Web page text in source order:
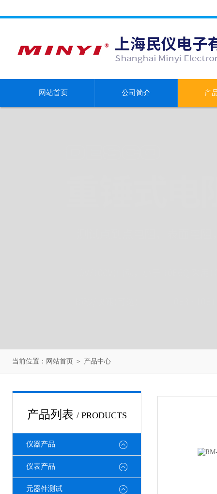
网站首页 公司简介 产
当前位置： 网站首页 ＞ 产品中心
产品列表 / PRODUCTS
仪器产品
仪表产品
元器件测试